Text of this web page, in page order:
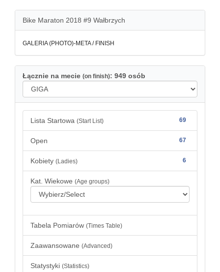
Bike Maraton 2018 #9 Wałbrzych
GALERIA (PHOTO)-META / FINISH
Łącznie na mecie (on finish): 949 osób
Lista Startowa (Start List) 69
Open 67
Kobiety (Ladies) 6
Kat. Wiekowe (Age groups)
Tabela Pomiarów (Times Table)
Zaawansowane (Advanced)
Statystyki (Statistics)